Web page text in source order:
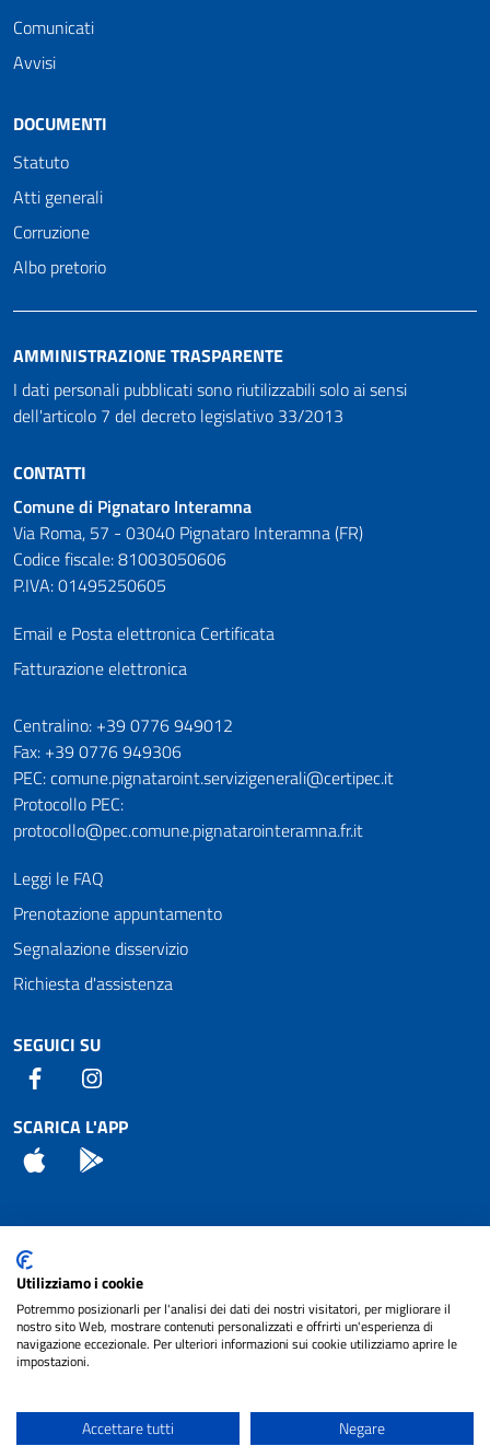
Comunicati
Avvisi
DOCUMENTI
Statuto
Atti generali
Corruzione
Albo pretorio
AMMINISTRAZIONE TRASPARENTE
I dati personali pubblicati sono riutilizzabili solo ai sensi
dell'articolo 7 del decreto legislativo 33/2013
CONTATTI
Comune di Pignataro Interamna
Via Roma, 57 - 03040 Pignataro Interamna (FR)
Codice fiscale: 81003050606
P.IVA: 01495250605
Email e Posta elettronica Certificata
Fatturazione elettronica
Numeri utili
Centralino: +39 0776 949012
Fax: +39 0776 949306
PEC: comune.pignataroint.servizigenerali@certipec.it
Protocollo PEC:
protocollo@pec.comune.pignatarointeramna.fr.it
Leggi le FAQ
Prenotazione appuntamento
Segnalazione disservizio
Richiesta d'assistenza
SEGUICI SU
Facebook
SCARICA L'APP
App Store
Attuazione Misure PNRR
Piano di miglioramento del sito
Note legali
cura diNET SMART
Utilizziamo i cookie
Potremmo posizionarli per l'analisi dei dati dei nostri visitatori, per migliorare il
nostro sito Web, mostrare contenuti personalizzati e offrirti un'esperienza di
navigazione eccezionale. Per ulteriori informazioni sui cookie utilizziamo aprire le
impostazioni.
Accettare tutti Negare